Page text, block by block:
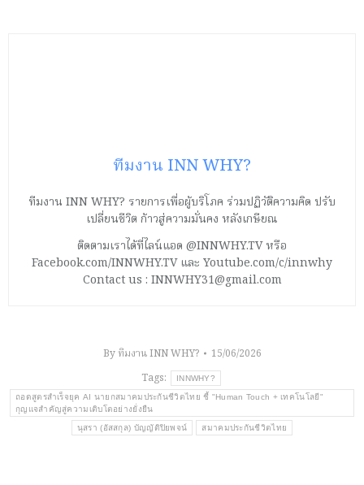
ทีมงาน INN WHY?
ทีมงาน INN WHY? รายการเพื่อผู้บริโภค ร่วมปฏิวัติความคิด ปรับ
เปลี่ยนชีวิต ก้าวสู่ความมั่นคง หลังเกษียณ
ติดตามเราได้ที่ไลน์แอด @INNWHY.TV หรือ
Facebook.com/INNWHY.TV และ Youtube.com/c/innwhy
Contact us : INNWHY31@gmail.com
Byทีมงาน INN WHY?
15/06/2026
Tags:
INNWHY?
ถอดสูตรสำเร็จยุค AI นายกสมาคมประกันชีวิตไทย ชี้ "Human Touch + เทคโนโลยี"
กุญแจสำคัญสู่ความเติบโตอย่างยั่งยืน
นุสรา (อัสสกุล) บัญญัติปิยพจน์ สมาคมประกันชีวิตไทย